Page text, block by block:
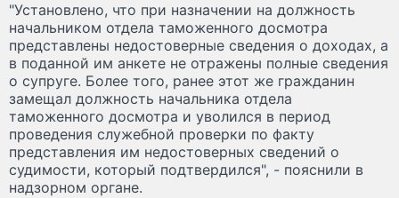
"Установлено, что при назначении на должность
начальником отдела таможенного досмотра
представлены недостоверные сведения о доходах, а
в поданной им анкете не отражены полные сведения
о супруге. Более того, ранее этот же гражданин
замещал должность начальника отдела
таможенного досмотра и уволился в период
проведения служебной проверки по факту
представления им недостоверных сведений о
судимости, который подтвердился", - пояснили в
надзорном органе.